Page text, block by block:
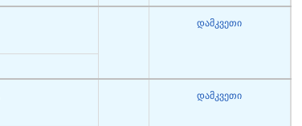
დამკვეთი
დამკვეთი